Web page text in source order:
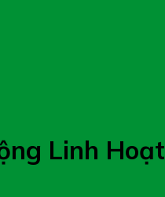
Linh Hoạt